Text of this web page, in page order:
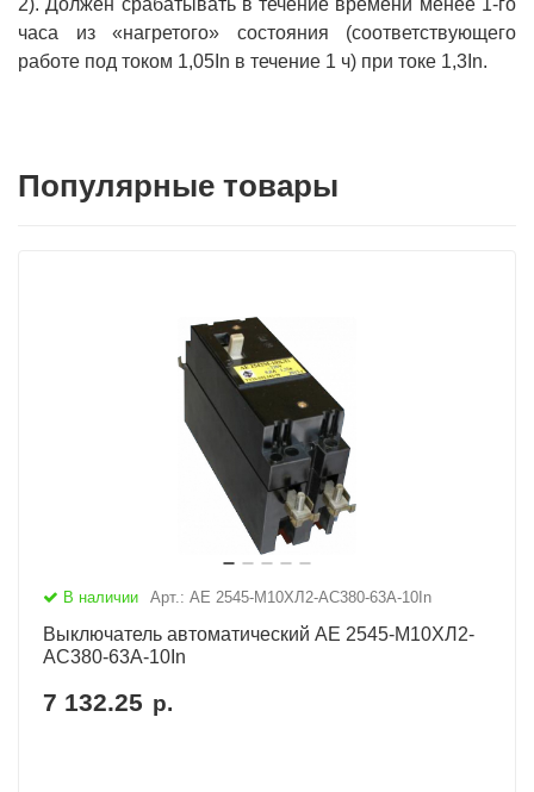
2). Должен срабатывать в течение времени менее 1-го
часа из «нагретого» состояния (соответствующего
работе под током 1,05In в течение 1 ч) при токе 1,3In.
Популярные товары
В наличии Арт.: АЕ 2545-М10ХЛ2-AC380-63А-10In
Выключатель автоматический АЕ 2545-М10ХЛ2-
AC380-63А-10In
7 132.25 р.